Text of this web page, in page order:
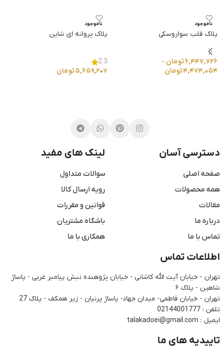
ناموجود
پلاک قلب سواروسکی
۶,۴۴۷,۷۲۶تومان –
۴,۴۷۴,۰۵۴تومان
ناموجود
پلاک پروانه ای شاین
2.3
۵,۶۵۹,۲۰۷تومان
دسترسی آسان
صفحه اصلی
همه محصولات
مقالات
درباره ما
تماس با ما
لینک های مفید
سوالات متداول
رویه ارسال کالا
قوانین و مقررات
باشگاه مشتریان
همکاری با ما
اطلاعات تماس
تهران - خیابان آیت الله کاشانی - خیابان پژوهنده نبش پیامبر غربی - پاساژ
شاهین - پلاک ۶
تهران - خیابان فاطمی- میدان جهاد- پاساژ پرنیان - زیر همکف - پلاک 27
تلفن : 02144001777
ایمیل : talakadoei@gmail.com
تاییدیه های ما